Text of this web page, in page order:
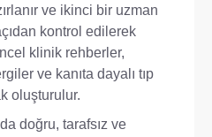
ve ikinci bir uzman
kontrol edilerek
klinik rehberler,
ve kanıta dayalı tıp
oluşturulur.
doğru, tarafsız ve